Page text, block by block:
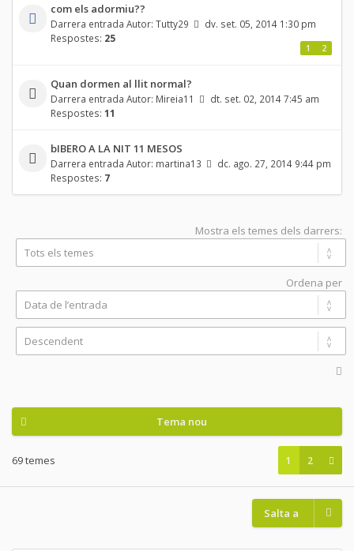
com els adormiu??
Darrera entrada Autor: Tutty29
dv. set. 05, 2014 1:30 pm
Respostes: 25
1 2
Quan dormen al llit normal?
Darrera entrada Autor: Mireia11
dt. set. 02, 2014 7:45 am
Respostes: 11
bIBERO A LA NIT 11 MESOS
Darrera entrada Autor: martina13
dc. ago. 27, 2014 9:44 pm
Respostes: 7
Mostra els temes dels darrers:
Ordena per
Tema nou
69 temes 1 2
Salta a